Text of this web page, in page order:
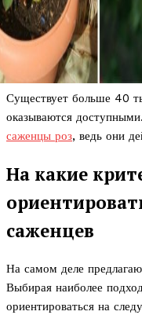
Существует больше 40
оказываются
саженцы роз, ведь они
На какие
саженцев
На самом деле
Выбирая наиболее
ориентироваться на